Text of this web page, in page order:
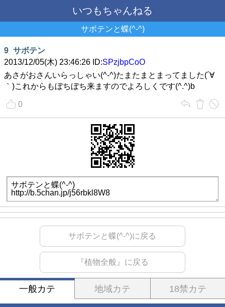
いつもちゃんねる
サボテンと蝶(^-^)
9 サボテン
2013/12/05(木) 23:46:26 ID:SPzjbpCoO
あさがおさんいらっしゃい(^-^)たまたまとまってました(´∀
｀)これからもぼちぼち来ますのでよろしくです(^.^)b
0
サボテンと蝶(^-^)に戻る
『植物全般』に戻る
一般カテ 地域カテ 18禁カテ